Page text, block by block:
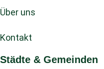
Über uns
Kontakt
Städte & Gemeinden